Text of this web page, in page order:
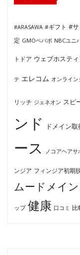
#ARASAWA #ギフト #
定 GMOペパボ NBCユニ
トドア ウェブホステ
テ エレコム オンライ
リッチ ジェネオン スピ
ンド
ドメイン取
ース
ノコアヘア
ンジア フィンジア初期
ムードメイン
ップ 健康 口コミ 比